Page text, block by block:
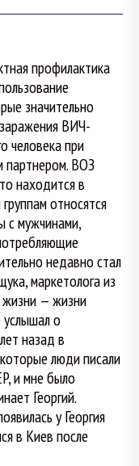
профилактика
значительно
ВИЧ-
человека при
партнером. ВОЗ
находится в
относятся
с мужчинами,
недавно стал
маркетолога из
жизни — жизни
услышал о
назад в
люди писали
и мне было
Георгий.
у Георгия
в Киев после